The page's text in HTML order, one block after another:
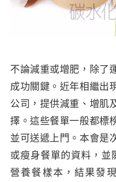
不論減重或增肥，除了
成功關鍵。近年相繼出
公司，提供減重、增肌
擇。這些餐單一般都標
並可送遞上門。本會是
或瘦身餐單的資料，並
營養餐樣本，結果發